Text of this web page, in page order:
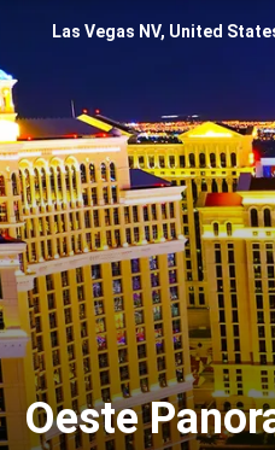
Oeste
Las Vegas NV, United